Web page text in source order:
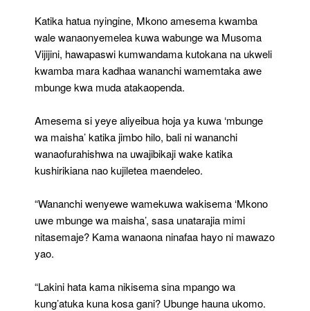
Katika hatua nyingine, Mkono amesema kwamba
wale wanaonyemelea kuwa wabunge wa Musoma
Vijijini, hawapaswi kumwandama kutokana na ukweli
kwamba mara kadhaa wananchi wamemtaka awe
mbunge kwa muda atakaopenda.
Amesema si yeye aliyeibua hoja ya kuwa ‘mbunge
wa maisha’ katika jimbo hilo, bali ni wananchi
wanaofurahishwa na uwajibikaji wake katika
kushirikiana nao kujiletea maendeleo.
“Wananchi wenyewe wamekuwa wakisema ‘Mkono
uwe mbunge wa maisha’, sasa unatarajia mimi
nitasemaje? Kama wanaona ninafaa hayo ni mawazo
yao.
“Lakini hata kama nikisema sina mpango wa
kung’atuka kuna kosa gani? Ubunge hauna ukomo.